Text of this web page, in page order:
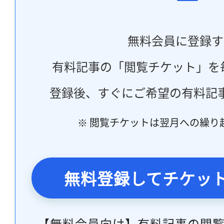
無料会員に登録
有料記事の「閲覧チケット」
登録後、すぐにご希望の有料記
※ 閲覧チケットは翌月への繰り
無料登録してチケッ